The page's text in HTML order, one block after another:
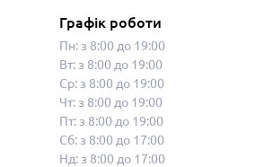
Графік роботи
Пн: з 8:00 до 19:00
Вт: з 8:00 до 19:00
Ср: з 8:00 до 19:00
Чт: з 8:00 до 19:00
Пт: з 8:00 до 19:00
Сб: з 8:00 до 17:00
Нд: з 8:00 до 17:00